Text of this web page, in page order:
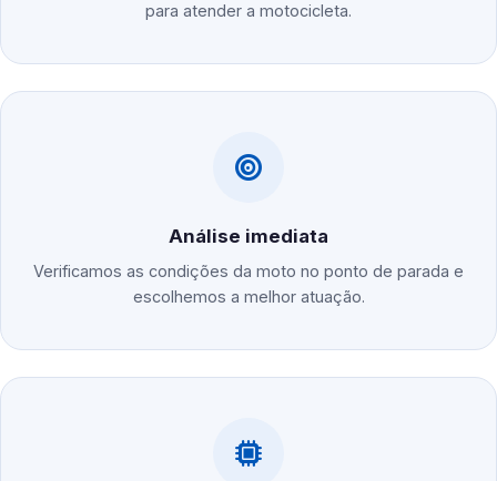
para atender a motocicleta.
Análise imediata
Verificamos as condições da moto no ponto de parada e
escolhemos a melhor atuação.